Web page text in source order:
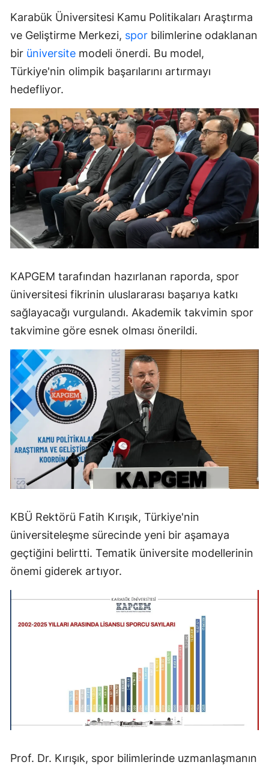
Karabük Üniversitesi Kamu Politikaları Araştırma
ve Geliştirme Merkezi, spor bilimlerine odaklanan
bir üniversite modeli önerdi. Bu model,
Türkiye'nin olimpik başarılarını artırmayı
hedefliyor.
KAPGEM tarafından hazırlanan raporda, spor
üniversitesi fikrinin uluslararası başarıya katkı
sağlayacağı vurgulandı. Akademik takvimin spor
takvimine göre esnek olması önerildi.
KBÜ Rektörü Fatih Kırışık, Türkiye'nin
üniversiteleşme sürecinde yeni bir aşamaya
geçtiğini belirtti. Tematik üniversite modellerinin
önemi giderek artıyor.
Prof. Dr. Kırışık, spor bilimlerinde uzmanlaşmanın